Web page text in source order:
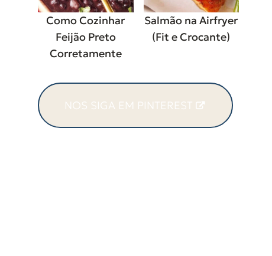
Como Cozinhar
Feijão Preto
Corretamente
Salmão na Airfryer
(Fit e Crocante)
NOS SIGA EM PINTEREST